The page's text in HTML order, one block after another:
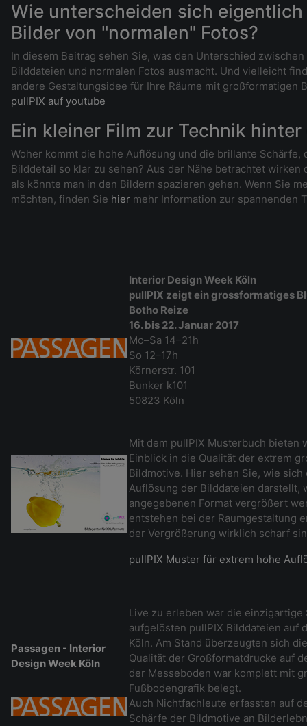
Wie unterscheiden sich
Bilder von "normalen" Fotos?
In diesem Beitrag sehen Sie, was den Unterschied
Bilddateien und normalen Fotos ausmacht. Und vielleicht
andere Gestaltungsidee für Ihre Räume mit großformatigen
pullPIX auf youtube
Ein kleiner Film zur Technik
Woher kommt die hohe Auflösung und die brillante Schärfe,
Bilddetail so klar zu sehen? Aus der Nähe betrachtet wirken
als könnte man in den Bildern spazieren gehen. Wenn Sie
möchten, finden Sie hier mehr Information zur spannenden
Interior Design Week Köln
pullPIX zeigt ein grossformatiges
Botho Reize
16. bis 22. Januar 2017
Mo–Sa 14–21h
So 12–17h
Körnerstr. 101
Bunker k101
50823 Köln
Mit dem pullPIX Musterbuch bieten
Einblick in die Qualität der extrem
Bildmotive. Hier sehen Sie, wie
Auflösung der Bilddateien darstellt,
angegebenen Format vergrößert
entstehen bei der Raumgestaltung
der Vergrößerung wirklich scharf
pullPIX Muster für extrem hohe
Passagen - Interior
Design Week Köln
Live zu erleben war die
aufgelösten pullPIX Bilddateien auf
Köln. Am Stand überzeugten sich
Qualität der Großformatdrucke auf
der Messeboden war komplett mit
Fußbodengrafik belegt.
Auch Nichtfachleute erfassten auf
Schärfe der Bildmotive an